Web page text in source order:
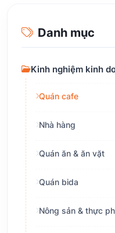
Danh mục
Kinh nghiệm kinh
Quán cafe
Nhà hàng
Quán ăn & ăn vặt
Quán bida
Nông sản & thực